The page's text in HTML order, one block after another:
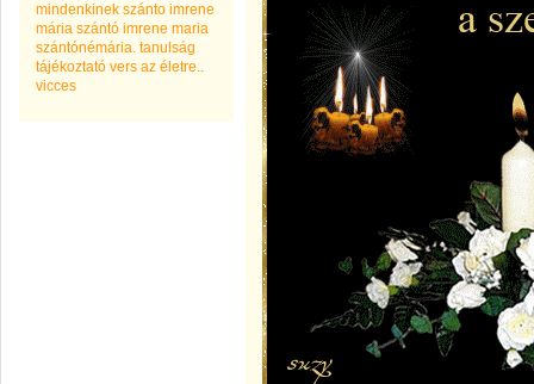
mindenkinek szánto imrene
mária szántó imrene maria
szántónémária. tanulság
tájékoztató vers az életre..
vicces